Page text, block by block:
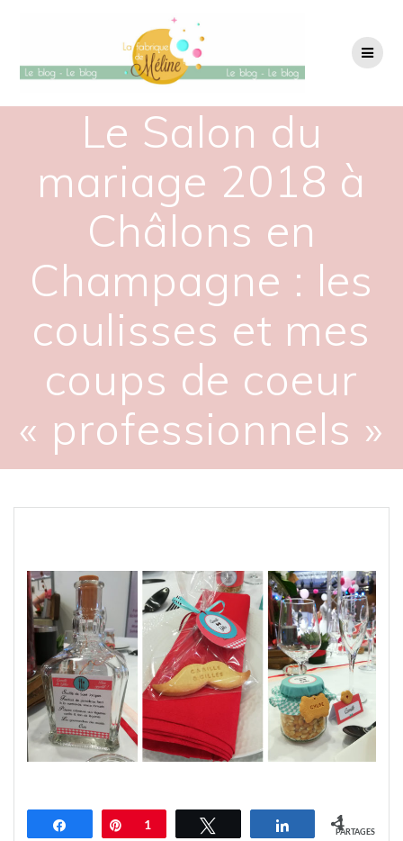
contenu
Le Salon du
mariage 2018 à
Châlons en
Champagne : les
coulisses et mes
coups de coeur
« professionnels »
Partagez Épingle
1 Partagez
1
PARTAGES